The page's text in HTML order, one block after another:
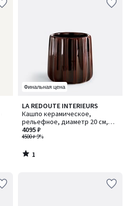
Финальная цена
LA REDOUTE INTERIEURS
Кашпо керамическое,
рельефное, диаметр 20 см,
LYNOA / ЛИНОА
4500 ₽-9%
4095 ₽
1
/
5
1
/